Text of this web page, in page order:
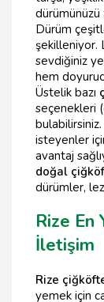
Dürüm
şekilleniyor.
sevdiğiniz
hem
Üstelik bazı
seçenekleri
bulabilirsiniz.
isteyenler
avantaj
doğal
dürümler,
Rize En
İletişim
Rize
yemek için